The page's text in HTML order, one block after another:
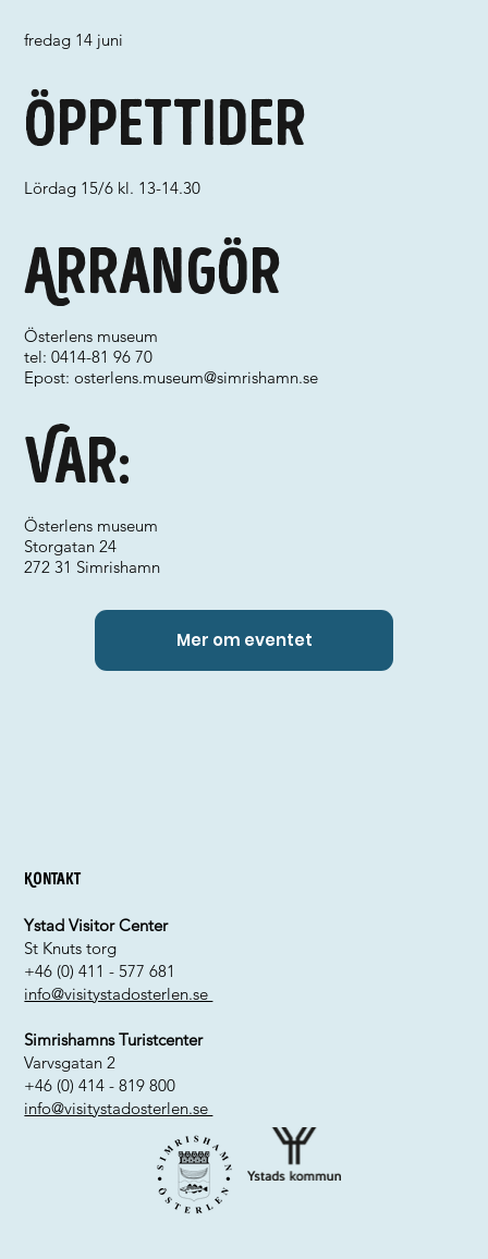
fredag 14 juni
Var:
Arrangör
Österlens museum
tel: 0414-81 96 70
Epost:osterlens.museum@simrishamn.se
Österlens museum
Storgatan 24
272 31 Simrishamn
Öppettider
Lördag 15/6 kl. 13-14.30
Mer om eventet
Kontakt
Ystad Visitor Center
St Knuts torg
+46 (0) 411 - 577 681
info@visitystadosterlen.se
Simrishamns Turistcenter
Varvsgatan 2
+46 (0) 414 - 819 800
info@visitystadosterlen.se